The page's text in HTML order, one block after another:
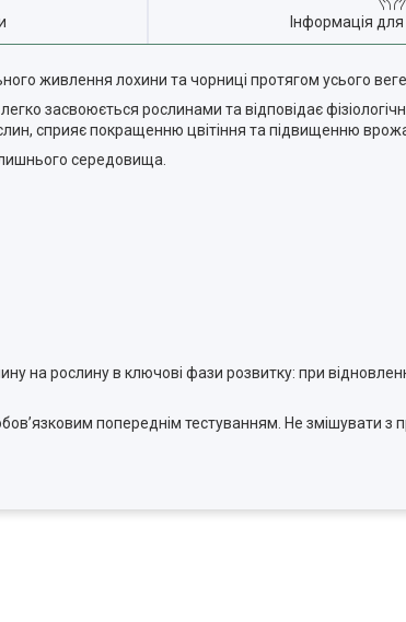
Інформація
живлення лохини та чорниці протягом усього
засвоюється рослинами та відповідає
сприяє покращенню цвітіння та підвищенню
середовища.
на рослину в ключові фази розвитку: при
попереднім тестуванням. Не змішувати з